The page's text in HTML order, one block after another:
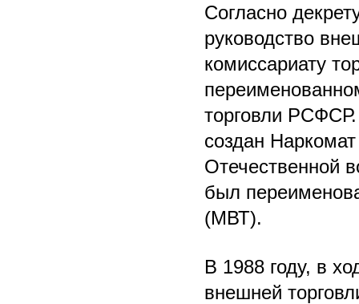
Согласно
руководство
комиссариату
торговли РСФСР.
создан
Отечественной
был
(МВТ).
В 1988 году, в
внешней